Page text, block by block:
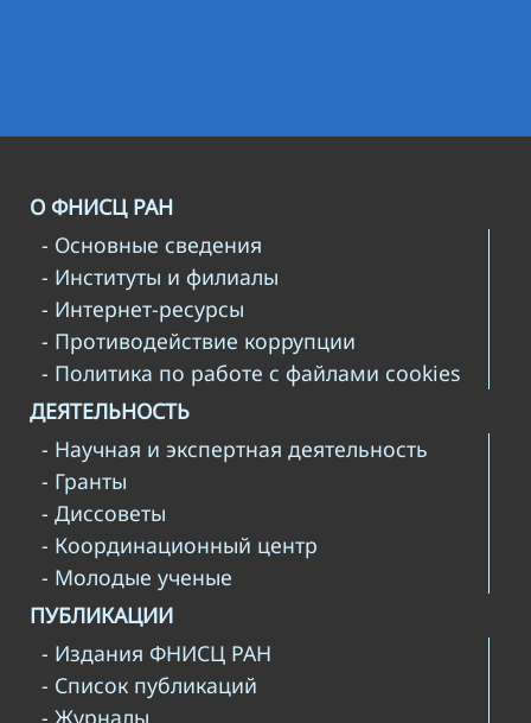
О ФНИСЦ РАН
- Основные сведения
- Институты и филиалы
- Интернет-ресурсы
- Противодействие коррупции
- Политика по работе с файлами cookies
ДЕЯТЕЛЬНОСТЬ
- Научная и экспертная деятельность
- Гранты
- Диссоветы
- Координационный центр
- Молодые ученые
ПУБЛИКАЦИИ
- Издания ФНИСЦ РАН
- Список публикаций
- Журналы